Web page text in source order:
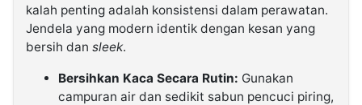
kalah penting adalah konsistensi dalam perawatan.
Jendela yang modern identik dengan kesan yang
bersih dan sleek.
Bersihkan Kaca Secara Rutin: Gunakan
campuran air dan sedikit sabun pencuci piring,